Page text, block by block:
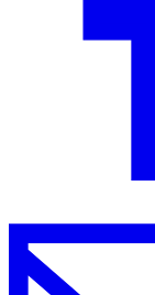
Outils
Calculateur de VAT
venteVérificateur de
facturation